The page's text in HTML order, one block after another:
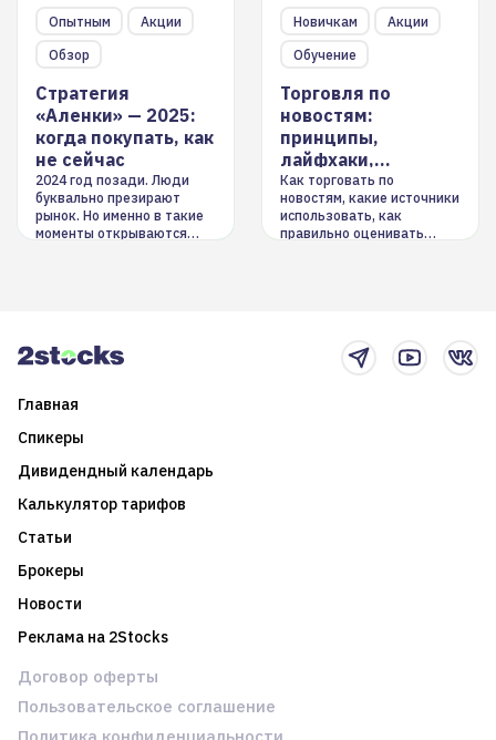
Опытным
Акции
Обзор
Стратегия
«Аленки» — 2025:
когда покупать, как
не сейчас
2024 год позади. Люди
буквально презирают
рынок. Но именно в такие
моменты открываются
Новичкам
Акции
Обучение
Торговля по
новостям:
принципы,
лайфхаки,
инструменты
Как торговать по
новостям, какие источники
использовать, как
правильно оценивать
Главная
Спикеры
Дивидендный календарь
Калькулятор тарифов
Статьи
Брокеры
Новости
Реклама на 2Stocks
Договор оферты
Пользовательское соглашение